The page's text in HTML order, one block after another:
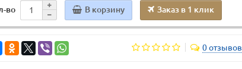
во В корзину Заказ в 1 клик
0 отзывов